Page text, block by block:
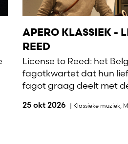
APERO KLASSIEK -
REED
License to Reed: het
fagotkwartet dat hun
fagot graag deelt met
25 okt 2026 | Klassieke muziek,